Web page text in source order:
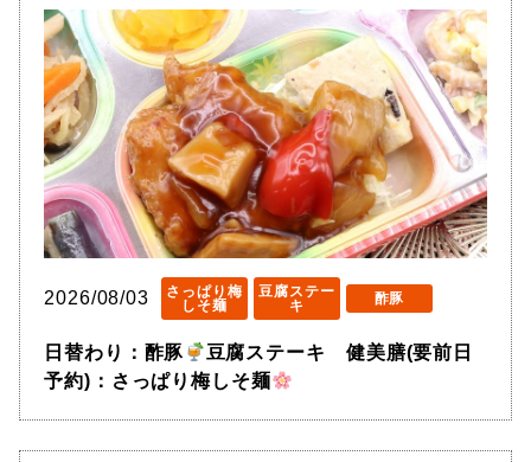
2026/08/03
さっぱり梅
しそ麺
豆腐ステー
キ
酢豚
日替わり：酢豚
豆腐ステーキ 健美膳(要前日
予約)：さっぱり梅しそ麺